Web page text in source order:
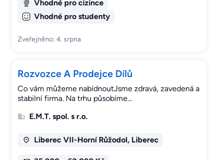
Vhodné pro cizince
Vhodné pro studenty
Zveřejněno: 4. srpna
Rozvozce A Prodejce Dílů
Co vám můžeme nabídnoutJsme zdravá, zavedená a
stabilní firma. Na trhu působíme…
E.M.T. spol. s r.o.
Liberec VII-Horní Růžodol, Liberec